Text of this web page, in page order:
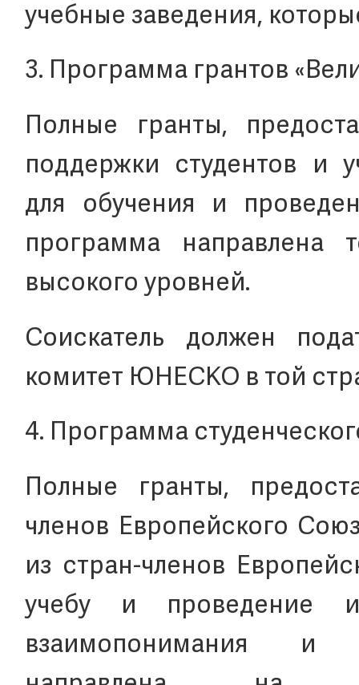
учебные заведения,
3. Программа грантов
Полные гранты,
поддержки студентов и
для обучения и
программа направлена
высокого уровней.
Соискатель должен
комитет ЮНЕСКО в той
4. Программа
Полные гранты,
членов Европейского
из стран-членов
учебу и проведение
взаимопонимания